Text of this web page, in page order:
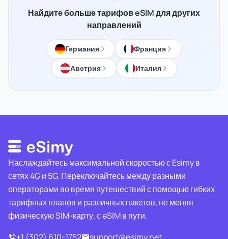
Найдите больше тарифов eSIM для других
направлений
Германия
Франция
Австрия
Италия
Наслаждайтесь максимальной скоростью с Esimy в
сетях 4G и 5G. Переключайтесь между разными
операторами во время путешествий с помощью гибких
тарифных планов и различных пакетов, не меняя
физическую SIM-карту, с eSIM в пути.